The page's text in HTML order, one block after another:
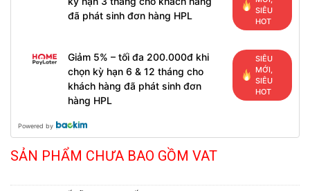
đã phát sinh đơn hàng HPL
SIÊU
HOT
Giảm 5% – tối đa 200.000đ khi
chọn kỳ hạn 6 & 12 tháng cho
khách hàng đã phát sinh đơn
hàng HPL
SIÊU
MỚI,
SIÊU
HOT
Powered by
SẢN PHẨM CHƯA BAO GỒM VAT